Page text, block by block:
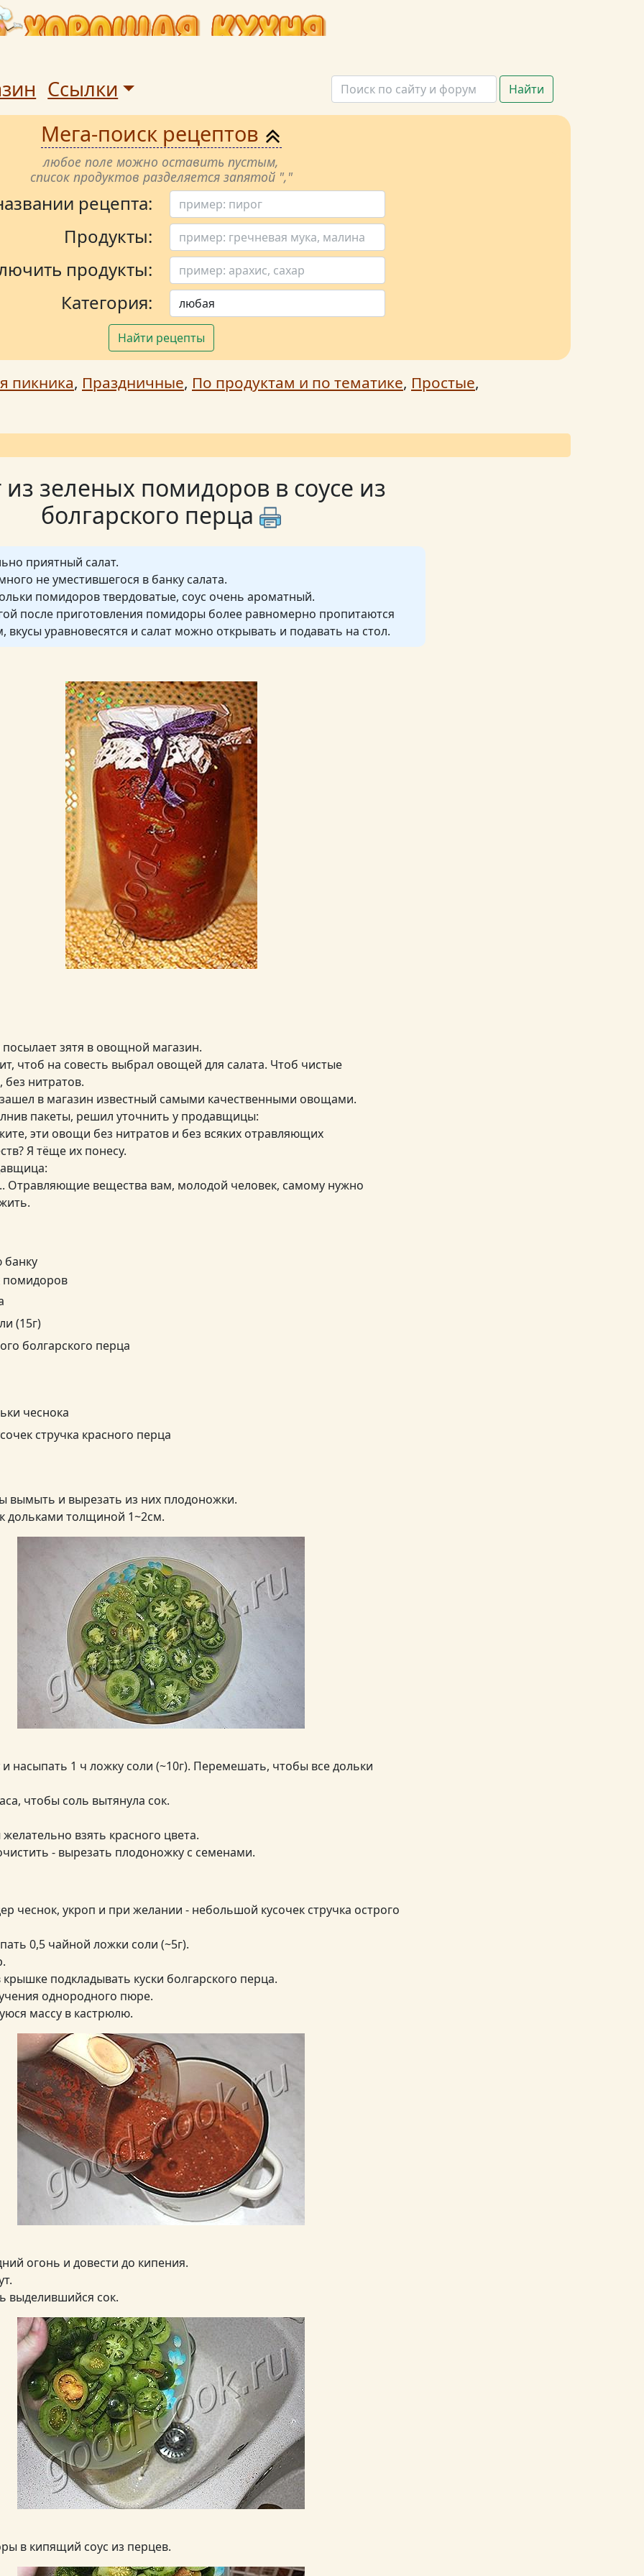
Ссылки Найти
Мега-поиск рецептов
любое поле можно оставить пустым,
список продуктов разделяется запятой ","
рецепта:
Продукты:
продукты:
Категория:
Найти рецепты
пикника, Праздничные, По продуктам и по тематике, Простые,
из зеленых помидоров в соусе из
болгарского перца
приятный салат.
не уместившегося в банку салата.
помидоров твердоватые, соус очень ароматный.
после приготовления помидоры более равномерно пропитаются
вкусы уравновесятся и салат можно открывать и подавать на стол.
зятя в овощной магазин.
чтоб на совесть выбрал овощей для салата. Чтоб чистые
без нитратов.
в магазин известный самыми качественными овощами.
пакеты, решил уточнить у продавщицы:
эти овощи без нитратов и без всяких отравляющих
Я тёще их понесу.
Отравляющие вещества вам, молодой человек, самому нужно
банку
помидоров
(15г)
болгарского перца
чеснока
стручка красного перца
вымыть и вырезать из них плодоножки.
дольками толщиной 1~2см.
насыпать 1 ч ложку соли (~10г). Перемешать, чтобы все дольки
чтобы соль вытянула сок.
взять красного цвета.
- вырезать плодоножку с семенами.
чеснок, укроп и при желании - небольшой кусочек стручка острого
0,5 чайной ложки соли (~5г).
крышке подкладывать куски болгарского перца.
однородного пюре.
массу в кастрюлю.
огонь и довести до кипения.
выделившийся сок.
в кипящий соус из перцев.